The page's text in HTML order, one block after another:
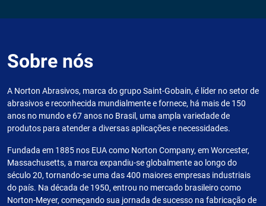
Sobre nós
A Norton Abrasivos, marca do grupo Saint-Gobain, é líder no setor de
abrasivos e reconhecida mundialmente e fornece, há mais de 150
anos no mundo e 67 anos no Brasil, uma ampla variedade de
produtos para atender a diversas aplicações e necessidades.
Fundada em 1885 nos EUA como Norton Company, em Worcester,
Massachusetts, a marca expandiu-se globalmente ao longo do
século 20, tornando-se uma das 400 maiores empresas industriais
do país. Na década de 1950, entrou no mercado brasileiro como
Norton-Meyer, começando sua jornada de sucesso na fabricação de